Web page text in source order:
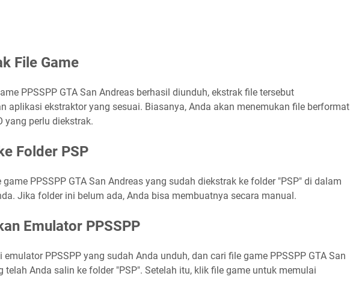
File Game
PPSSPP GTA San Andreas berhasil diunduh, ekstrak file tersebut
aplikasi ekstraktor yang sesuai. Biasanya, Anda akan menemukan file berformat
yang perlu diekstrak.
Folder PSP
game PPSSPP GTA San Andreas yang sudah diekstrak ke folder "PSP" di dalam
Jika folder ini belum ada, Anda bisa membuatnya secara manual.
Emulator PPSSPP
emulator PPSSPP yang sudah Anda unduh, dan cari file game PPSSPP GTA San
telah Anda salin ke folder "PSP". Setelah itu, klik file game untuk memulai